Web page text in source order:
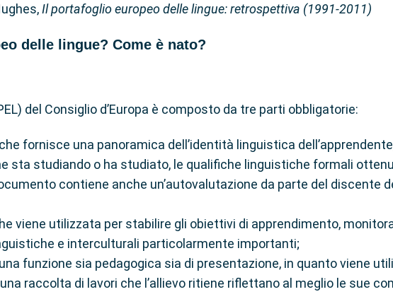
Il portafoglio europeo delle lingue: retrospettiva (1991-2011)
delle lingue? Come è nato?
del Consiglio d’Europa è composto da tre parti obbligatorie:
fornisce una panoramica dell’identità linguistica
sta studiando o ha studiato, le qualifiche linguistiche formali
contiene anche un’autovalutazione da parte del discente
viene utilizzata per stabilire gli obiettivi di apprendimento,
e interculturali particolarmente importanti;
funzione sia pedagogica sia di presentazione, in quanto viene
raccolta di lavori che l’allievo ritiene riflettano al meglio le sue